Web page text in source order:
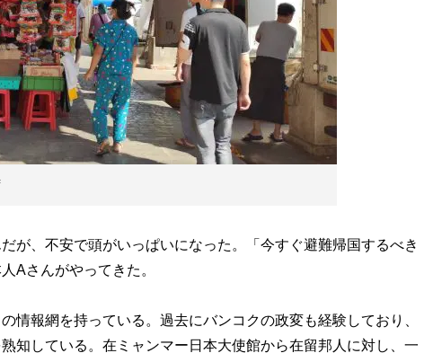
が、不安で頭がいっぱいになった。「今すぐ避難帰国するべき
Aさんがやってきた。
情報網を持っている。過去にバンコクの政変も経験しており、
知している。在ミャンマー日本大使館から在留邦人に対し、一